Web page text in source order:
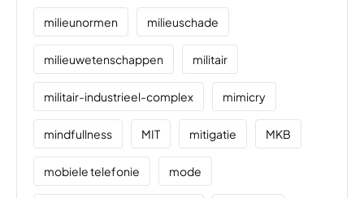
milieunormen milieuschade
milieuwetenschappen militair
militair-industrieel-complex mimicry
mindfullness MIT mitigatie MKB
mobiele telefonie mode